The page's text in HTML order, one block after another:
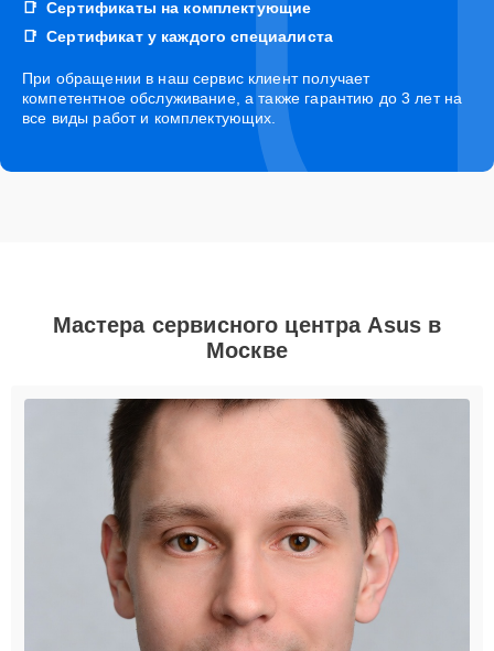
Сертификаты на комплектующие
Сертификат у каждого специалиста
При обращении в наш сервис клиент получает
компетентное обслуживание, а также гарантию до 3 лет на
все виды работ и комплектующих.
Мастера сервисного центра Asus в
Москве